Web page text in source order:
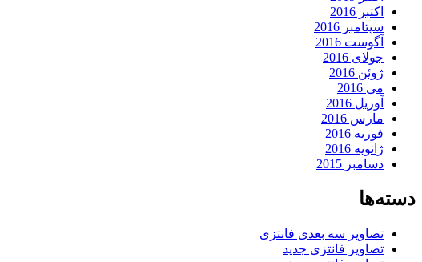
اکتبر 2016
سپتامبر 2016
آگوست 2016
جولای 2016
ژوئن 2016
می 2016
آوریل 2016
مارس 2016
فوریه 2016
ژانویه 2016
دسامبر 2015
دسته‌ها
تصاویر سه بعدی فانتزی
تصاویر فانتزی جدید